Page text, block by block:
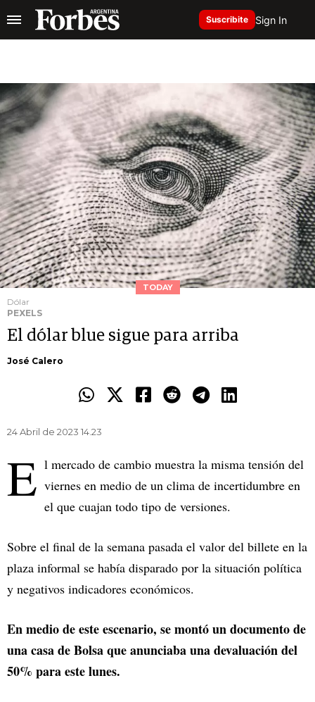
Suscribite Sign In
TODAY
Dólar
PEXELS
El dólar blue sigue para arriba
José Calero
24 Abril de 2023 14.23
E l mercado de cambio muestra la misma tensión del
viernes en medio de un clima de incertidumbre en
el que cuajan todo tipo de versiones.
Sobre el final de la semana pasada el valor del billete en la
plaza informal se había disparado por la situación política
y negativos indicadores económicos.
En medio de este escenario, se montó un documento de
una casa de Bolsa que anunciaba una devaluación del
50% para este lunes.